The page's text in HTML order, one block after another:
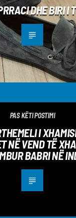
DHE BIRI I
PAS KËTI POSTIMI
I
NË VEND TË
BABRI NË